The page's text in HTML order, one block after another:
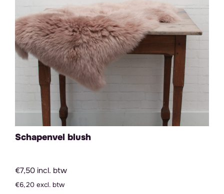
Schapenvel blush
€7,50 incl. btw
€6,20 excl. btw